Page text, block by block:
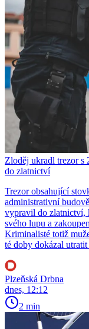
Zloděj ukradl trezor s
do zlatnictví
Trezor obsahující
administrativní
vypravil do zlatnictví,
svého lupu a
Kriminalisté totiž
té doby dokázal
Plzeňská Drbna
dnes, 12:12
2 min